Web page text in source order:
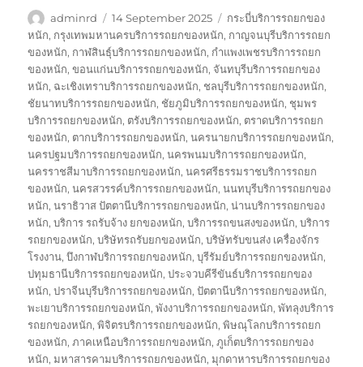
Author
adminrd
Posted
on
14 September 2025 Tags
กระบี่บริการรถยกของ
หนัก, กรุงเทพมหานครบริการรถยกของหนัก, กาญจนบุรีบริการรถยก
ของหนัก, กาฬสินธุ์บริการรถยกของหนัก, กำแพงเพชรบริการรถยก
ของหนัก,ขอนแก่นบริการรถยกของหนัก, จันทบุรีบริการรถยกของ
หนัก, ฉะเชิงเทราบริการรถยกของหนัก, ชลบุรีบริการรถยกของหนัก,
ชัยนาทบริการรถยกของหนัก, ชัยภูมิบริการรถยกของหนัก, ชุมพร
บริการรถยกของหนัก, ตรังบริการรถยกของหนัก, ตราดบริการรถยก
ของหนัก, ตากบริการรถยกของหนัก,นครนายกบริการรถยกของหนัก,
นครปฐมบริการรถยกของหนัก,นครพนมบริการรถยกของหนัก,
นครราชสีมาบริการรถยกของหนัก,นครศรีธรรมราชบริการรถยก
ของหนัก,นครสวรรค์บริการรถยกของหนัก,นนทบุรีบริการรถยกของ
หนัก,นราธิวาส ปัตตานีบริการรถยกของหนัก,น่านบริการรถยกของ
หนัก,บริการ รถรับจ้าง ยกของหนัก,บริการรถขนสงของหนัก,บริการ
รถยกของหนัก,บริษัทรถรับยกของหนัก,บริษัทรับขนส่ง เครื่องจักร
โรงงาน,บึงกาฬบริการรถยกของหนัก,บุรีรัมย์บริการรถยกของหนัก,
ปทุมธานีบริการรถยกของหนัก,ประจวบคีรีขันธ์บริการรถยกของ
หนัก,ปราจีนบุรีบริการรถยกของหนัก,ปัตตานีบริการรถยกของหนัก,
พะเยาบริการรถยกของหนัก,พังงาบริการรถยกของหนัก,พัทลุงบริการ
รถยกของหนัก,พิจิตรบริการรถยกของหนัก,พิษณุโลกบริการรถยก
ของหนัก,ภาคเหนือบริการรถยกของหนัก,ภูเก็ตบริการรถยกของ
หนัก,มหาสารคามบริการรถยกของหนัก,มุกดาหารบริการรถยกของ